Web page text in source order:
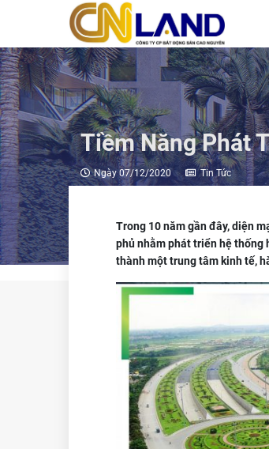
Tiềm Năng Phát
Ngày 07/12/2020 Tin Tức
Trong 10 năm gần đây, diện
phủ nhằm phát triển hệ thống
thành một trung tâm kinh tế,